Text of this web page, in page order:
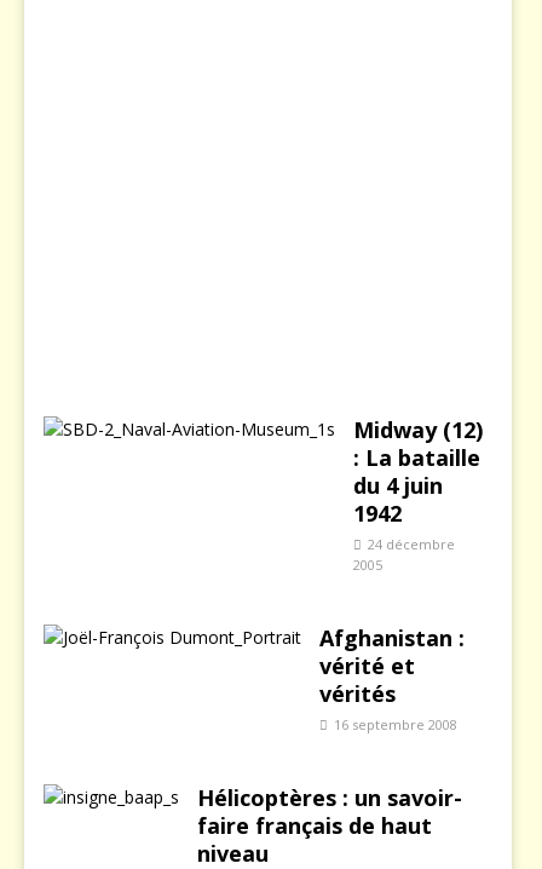
Midway (12)
: La bataille
du 4 juin
1942
24 décembre
2005
Afghanistan :
vérité et
vérités
16 septembre 2008
Hélicoptères : un savoir-
faire français de haut
niveau